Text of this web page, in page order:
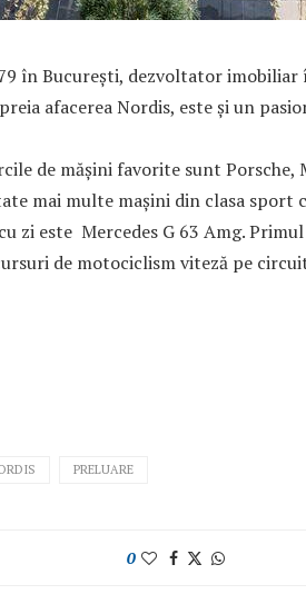
în București, dezvoltator
afacerea Nordis, este și un
de mășini favorite sunt Porsche,
mai multe mașini din clasa sport
zi este Mercedes G 63 Amg.
de motociclism viteză pe
PRELUARE
0